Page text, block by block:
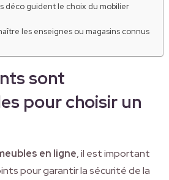
déco guident le choix du mobilier
les enseignes ou magasins connus
sont
pour choisir un
en ligne, il est important
pour garantir la sécurité de la